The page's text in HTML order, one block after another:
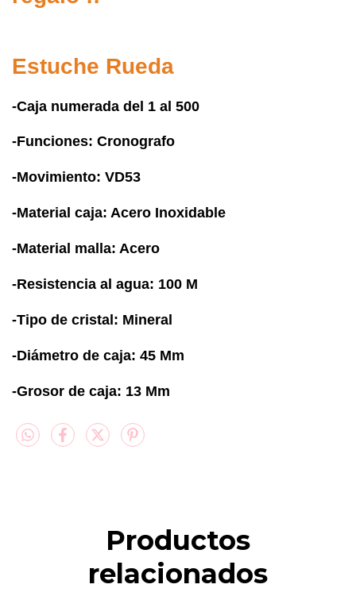
Estuche Rueda
-Caja numerada del 1 al 500
-Funciones: Cronografo
-Movimiento: VD53
-Material caja: Acero Inoxidable
-Material malla: Acero
-Resistencia al agua: 100 M
-Tipo de cristal: Mineral
-Diámetro de caja: 45 Mm
-Grosor de caja: 13 Mm
Productos
relacionados